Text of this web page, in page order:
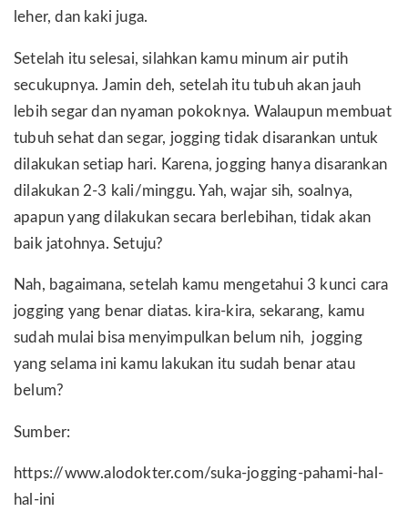
leher, dan kaki juga.
Setelah itu selesai, silahkan kamu minum air putih
secukupnya. Jamin deh, setelah itu tubuh akan jauh
lebih segar dan nyaman pokoknya. Walaupun membuat
tubuh sehat dan segar, jogging tidak disarankan untuk
dilakukan setiap hari. Karena, jogging hanya disarankan
dilakukan 2-3 kali/minggu. Yah, wajar sih, soalnya,
apapun yang dilakukan secara berlebihan, tidak akan
baik jatohnya. Setuju?
Nah, bagaimana, setelah kamu mengetahui 3 kunci cara
jogging yang benar diatas. kira-kira, sekarang, kamu
sudah mulai bisa menyimpulkan belum nih, jogging
yang selama ini kamu lakukan itu sudah benar atau
belum?
Sumber:
https://www.alodokter.com/suka-jogging-pahami-hal-
hal-ini